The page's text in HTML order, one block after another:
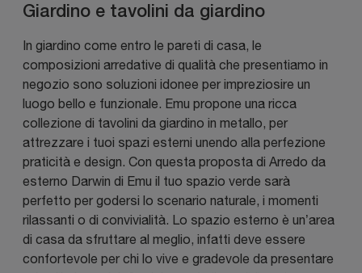
Giardino e tavolini da giardino
In giardino come entro le pareti di casa, le
composizioni arredative di qualità che presentiamo in
negozio sono soluzioni idonee per impreziosire un
luogo bello e funzionale. Emu propone una ricca
collezione di tavolini da giardino in metallo, per
attrezzare i tuoi spazi esterni unendo alla perfezione
praticità e design. Con questa proposta di Arredo da
esterno Darwin di Emu il tuo spazio verde sarà
perfetto per godersi lo scenario naturale, i momenti
rilassanti o di convivialità. Lo spazio esterno è un’area
di casa da sfruttare al meglio, infatti deve essere
confortevole per chi lo vive e gradevole da presentare